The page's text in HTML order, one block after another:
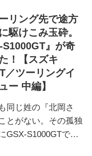
リング先で途方
駆けこみ玉砕。
』が奇
！【スズキ
／ツーリングイ
ー 中編】
同じ姓の『北岡さ
とがない。その孤独
GSX-S1000GTで三